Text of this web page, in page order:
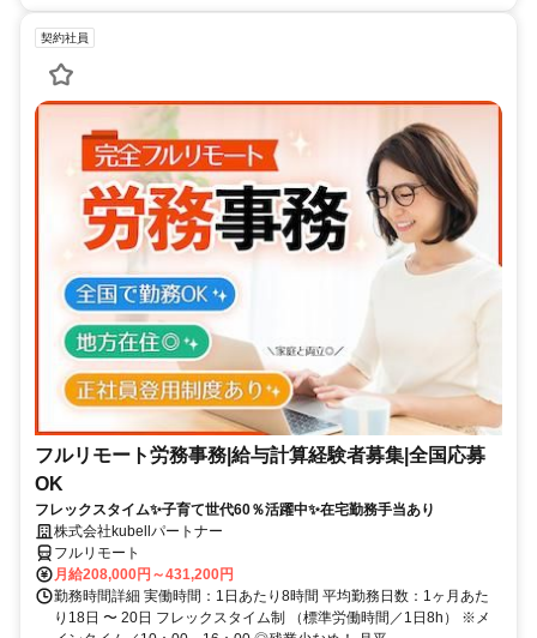
契約社員
フルリモート労務事務|給与計算経験者募集|全国応募
OK
フレックスタイム✨子育て世代60％活躍中✨在宅勤務手当あり
株式会社kubellパートナー
フルリモート
月給208,000円～431,200円
勤務時間詳細 実働時間：1日あたり8時間 平均勤務日数：1ヶ月あた
り18日 〜 20日 フレックスタイム制 （標準労働時間／1日8h） ※メ